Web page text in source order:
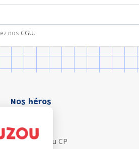
nos CGU.
Nos héros
P'tit Loup
Les Héros du CP